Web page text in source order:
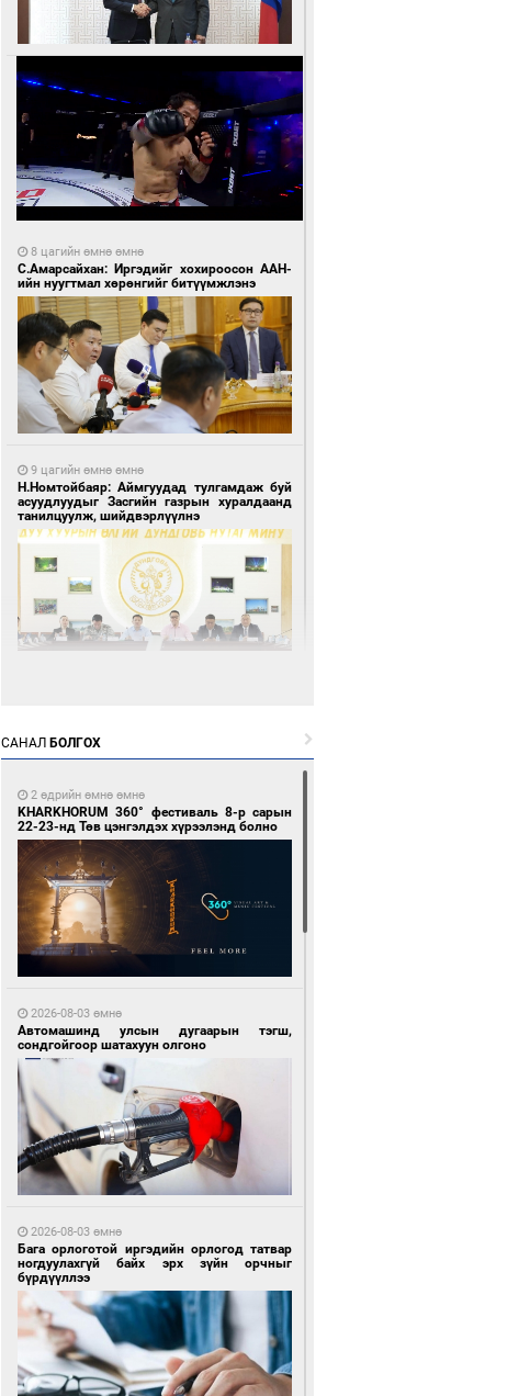
8 цагийн өмнө өмнө
С.Амарсайхан: Иргэдийг хохироосон ААН-
ийн нуугтмал хөрөнгийг битүүмжлэнэ
9 цагийн өмнө өмнө
Н.Номтойбаяр: Аймгуудад тулгамдаж буй
асуудлуудыг Засгийн газрын хуралдаанд
танилцуулж, шийдвэрлүүлнэ
дугаартай автомашинтай иргэдэд шатахуун
олгоно
16 цагийн өмнө өмнө
С.Бямбацогт Зүүн Азийн эрэгтэйчүүдийн
тамирчдад амжилт хүслээ
17 цагийн өмнө өмнө
Согтуугаар тээврийн хэрэгсэл жолоодсон
95 зөрчил бүртгэгдлээ
17 цагийн өмнө өмнө
САНАЛ БОЛГОХ
2 өдрийн өмнө өмнө
KHARKHORUM 360° фестиваль 8-р сарын
22-23-нд Төв цэнгэлдэх хүрээлэнд болно
2026-08-03 өмнө
Автомашинд улсын дугаарын тэгш,
сондгойгоор шатахуун олгоно
2026-08-03 өмнө
Бага орлоготой иргэдийн орлогод татвар
ногдуулахгүй байх эрх зүйн орчныг
бүрдүүллээ